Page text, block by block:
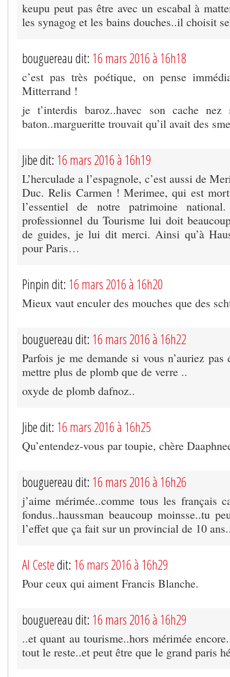
keupu peut pas être avec un escabal à
les synagog et les bains douches..il choisit
bouguereau dit: 16 mars 2016 à 16h18
c’est pas très poétique, on pense
Mitterrand !
je t’interdis baroz..havec son cache
baton..margueritte trouvait qu’il avait des
Jibe dit: 16 mars 2016 à 16h19
L’herculade a l’espagnole, c’est aussi de
Duc. Relis Carmen ! Merimee, qui est
l’essentiel de notre patrimoine
professionnel du Tourisme lui doit
de guides, je lui dit merci. Ainsi qu’à
pour Paris…
Pinpin dit: 16 mars 2016 à 16h20
Mieux vaut enculer des mouches que des
bouguereau dit: 16 mars 2016 à 16h22
Parfois je me demande si vous n’auriez pas
mettre plus de plomb que de verre ..
oxyde de plomb dafnoz..
Jibe dit: 16 mars 2016 à 16h25
Qu’entendez-vous par toupie, chère
bouguereau dit: 16 mars 2016 à 16h26
j’aime mérimée..comme tous les français
fondus..haussman beaucoup moinsse..tu
l’effet que ça fait sur un provincial de 10
Al Cestedit: 16 mars 2016 à 16h29
Pour ceux qui aiment Francis Blanche.
bouguereau dit: 16 mars 2016 à 16h29
..et quant au tourisme..hors mérimée
tout le reste..et peut être que le grand paris